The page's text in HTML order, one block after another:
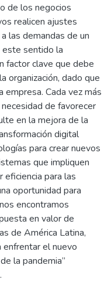
de los negocios
realicen ajustes
las demandas de un
sentido la
factor clave que debe
organización, dado que
Cada vez más
de favorecer
en la mejora de la
digital
para crear nuevos
que impliquen
eficiencia para las
oportunidad para
encontramos
en valor de
de América Latina,
enfrentar el nuevo
la pandemia”